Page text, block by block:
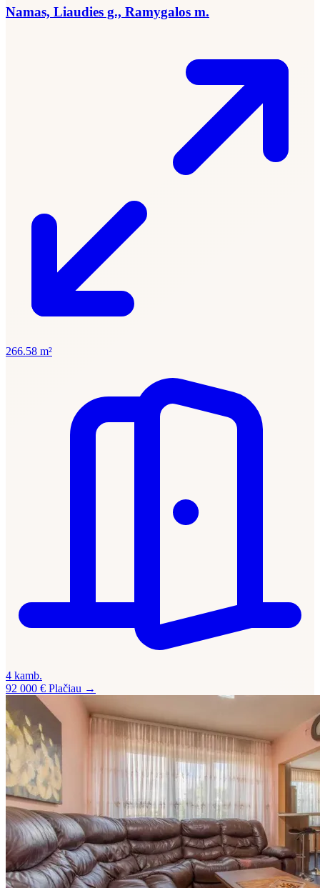
Namas, Liaudies g., Ramygalos m.
266.58 m²
4 kamb.
92 000 € Plačiau →